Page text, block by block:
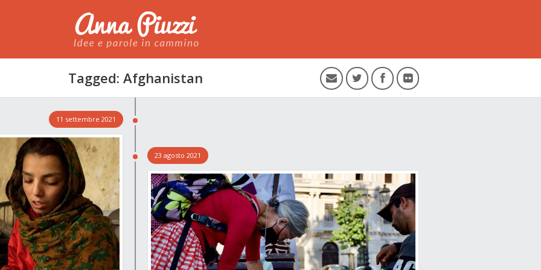
Anna Piuzzi
Tagged: Afghanistan
11 settembre 2021
23 agosto 2021